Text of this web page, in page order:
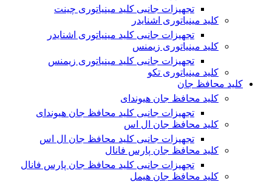
تجهیزات جانبی کلید مینیاتوری چینت
کلید مینیاتوری اشنایدر
تجهیزات جانبی کلید مینیاتوری اشنایدر
کلید مینیاتوری زیمنس
تجهیزات جانبی کلید مینیاتوری زیمنس
کلید مینیاتوری تکو
کلید محافظ جان
کلید محافظ جان هیوندای
تجهیزات جانبی کلید محافظ جان هیوندای
کلید محافظ جان ال اس
تجهیزات جانبی کلید محافظ جان ال اس
کلید محافظ جان پارس فانال
تجهیزات جانبی کلید محافظ جان پارس فانال
کلید محافظ جان هیمل